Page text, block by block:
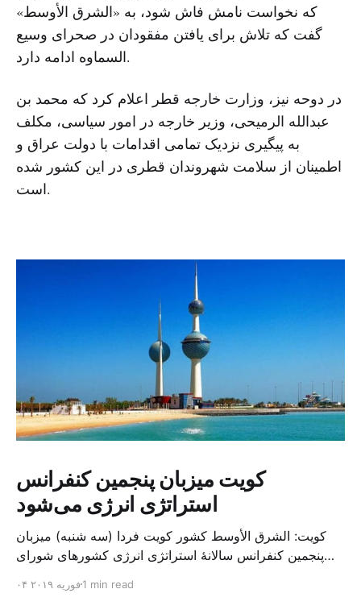
که نخواست نامش فاش شود، به «الشرق الأوسط»
گفت که تلاش برای یافتن مفقودان در صحرای وسیع
السماوه ادامه دارد.
در دوحه نیز، وزارت خارجه قطر اعلام کرد که محمد بن
عبدالله الرمیحی، وزیر خارجه در امور سیاسی، مکلف
به پیگیری نزدیک تمامی اقدامات با دولت عراق و
اطمینان از سلامت شهروندان قطری در این کشور شده
است.
کویت میزبان پنجمین کنفرانس
استراتژی انرژی می‌شود
کویت: الشرق الأوسط کشور کویت فردا (سه شنبه) میزبان
پنجمین کنفرانس سالانهٔ استراتژی انرژی کشورهای شورای
متخصص از شرکت‌های جهانی نفت و گاز در این کنفرانس
۰۴ فوریه ۲۰۱۹1 min read